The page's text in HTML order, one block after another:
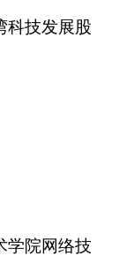
科技发展股
学院网络技